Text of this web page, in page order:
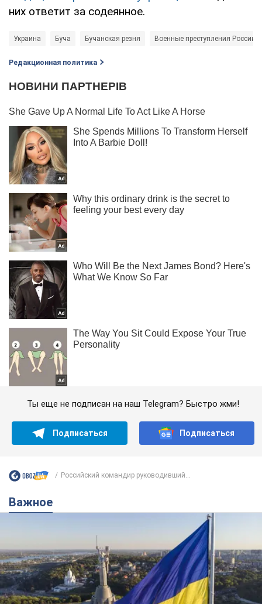
них ответит за содеянное.
Украина Буча Бучанская резня Военные преступления России
Редакционная политика
Ты еще не подписан на наш Telegram? Быстро жми!
Подписаться Подписаться
Российский командир руководивший...
Важное